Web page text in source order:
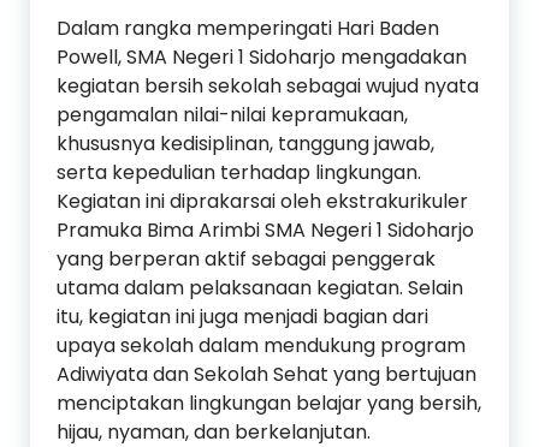
Dalam rangka memperingati Hari Baden
Powell, SMA Negeri 1 Sidoharjo mengadakan
kegiatan bersih sekolah sebagai wujud nyata
pengamalan nilai-nilai kepramukaan,
khususnya kedisiplinan, tanggung jawab,
serta kepedulian terhadap lingkungan.
Kegiatan ini diprakarsai oleh ekstrakurikuler
Pramuka Bima Arimbi SMA Negeri 1 Sidoharjo
yang berperan aktif sebagai penggerak
utama dalam pelaksanaan kegiatan. Selain
itu, kegiatan ini juga menjadi bagian dari
upaya sekolah dalam mendukung program
Adiwiyata dan Sekolah Sehat yang bertujuan
menciptakan lingkungan belajar yang bersih,
hijau, nyaman, dan berkelanjutan.